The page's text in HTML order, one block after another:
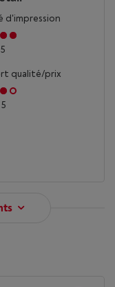
d'impression
qualité/prix